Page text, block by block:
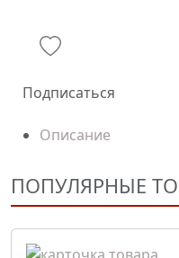
Подписаться
Описание
ПОПУЛЯРНЫЕ